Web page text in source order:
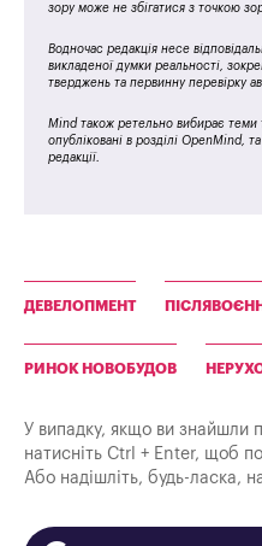
зору може не збігатися з точкою
Водночас редакція несе
викладеної думки реальності,
тверджень та первинну перевірку
Mind також ретельно вибирає
опубліковані в розділі OpenMind,
редакції.
ДЕВЕЛОПМЕНТ
РИНОК НОВОБУДОВ
У випадку, якщо ви знайшли
натисніть Ctrl + Enter, щоб
Або надішліть, будь-ласка,